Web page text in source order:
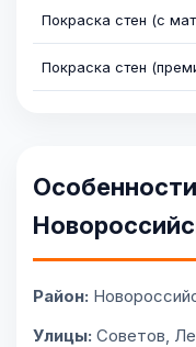
Покраска стен (с
Покраска стен
Район:
Улицы: Советов,